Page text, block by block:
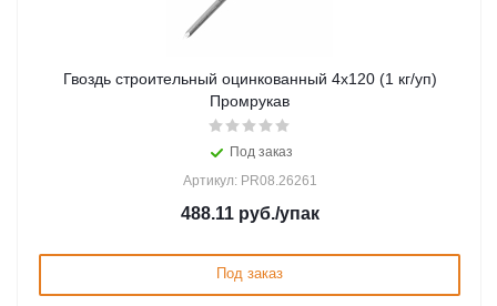
Гвоздь строительный оцинкованный 4х120 (1 кг/уп)
Промрукав
Под заказ
Артикул: PR08.26261
488.11руб./упак
Под заказ